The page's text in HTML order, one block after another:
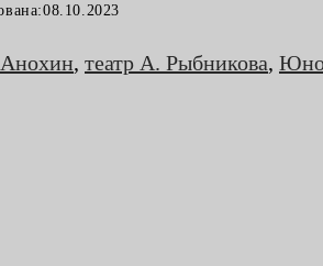
08.10.2023
, театр А. Рыбникова,